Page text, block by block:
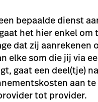
bepaalde dienst
het hier enkel
dat zij
elke som die jij via
gaat een deel(tje)
aan te
tot provider.